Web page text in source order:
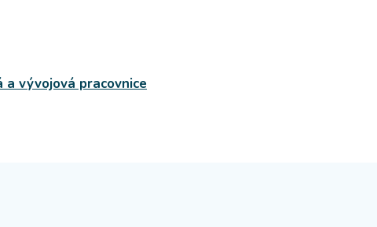
a vývojová pracovnice